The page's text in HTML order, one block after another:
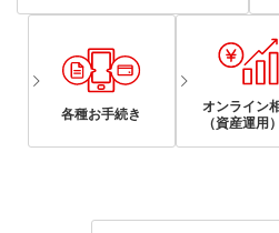
各種お手続き
オンライン
（資産運用）